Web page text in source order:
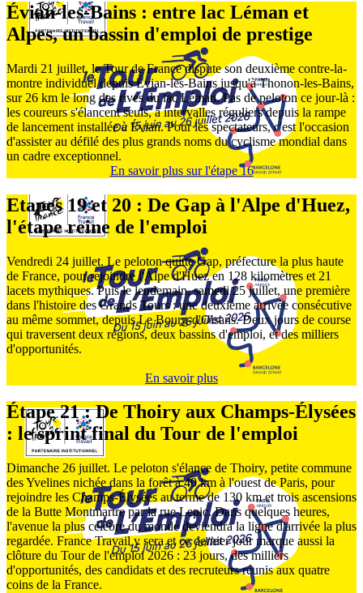
Évian-les-Bains : entre lac Léman et
Alpes, un bassin d'emploi de prestige
Mardi 21 juillet, le Tour de France dispute son deuxième contre-la-
montre individuel depuis Évian-les-Bains jusqu'à Thonon-les-Bains,
sur 26 km le long des rives du lac Léman. Pas de peloton ce jour-là :
les coureurs s'élancent seuls, à intervalles réguliers depuis la rampe
de lancement installée à Évian. Pour les spectateurs, c'est l'occasion
d'assister au défilé des plus grands noms du cyclisme mondial dans
un cadre exceptionnel.
En savoir plus sur l'étape 16
Etapes 19 et 20 : De Gap à l'Alpe d'Huez,
l'étape reine de l'emploi
Vendredi 24 juillet. Le peloton quitte Gap, préfecture la plus haute
de France, pour rejoindre l'Alpe d'Huez en 128 kilomètres et 21
lacets mythiques. Puis le lendemain, samedi 25 juillet, une première
dans l'histoire des Grands Tours : une deuxième arrivée consécutive
au même sommet, depuis Le Bourg-d'Oisans. Deux jours de course
qui traversent deux régions, deux bassins d'emploi, et des milliers
d'opportunités.
En savoir plus
Étape 21 : De Thoiry aux Champs-Élysées
: le sprint final du Tour de l'emploi
Dimanche 26 juillet. Le peloton s'élance de Thoiry, petite commune
des Yvelines nichée dans la forêt à 40 km à l'ouest de Paris, pour
rejoindre les Champs-Élysées au terme de 130 km et trois ascensions
de la Butte Montmartre par la rue Lepic. Dans quelques heures,
l'avenue la plus célèbre du monde deviendra la ligne d'arrivée la plus
regardée. France Travail y sera et ce dernier jour marque aussi la
clôture du Tour de l'emploi 2026 : 23 jours, des milliers
d'opportunités, des candidats et des recruteurs réunis aux quatre
coins de la France.